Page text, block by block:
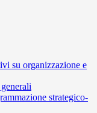
su organizzazione e
strategico-